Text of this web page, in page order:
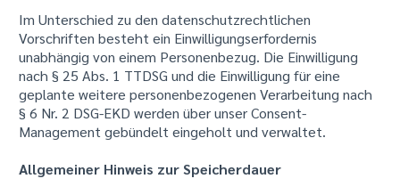
Im Unterschied zu den datenschutzrechtlichen
Vorschriften besteht ein Einwilligungserfordernis
unabhängig von einem Personenbezug. Die Einwilligung
nach § 25 Abs. 1 TTDSG und die Einwilligung für eine
geplante weitere personenbezogenen Verarbeitung nach
§ 6 Nr. 2 DSG-EKD werden über unser Consent-
Management gebündelt eingeholt und verwaltet.
Allgemeiner Hinweis zur Speicherdauer